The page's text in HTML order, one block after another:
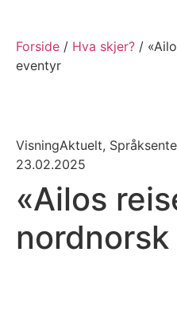
Forside / Hva skjer? /
eventyr
VisningAktuelt,
23.02.2025
«Ailos